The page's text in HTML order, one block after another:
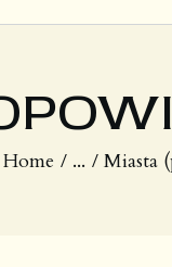
Home ... Miasta
O